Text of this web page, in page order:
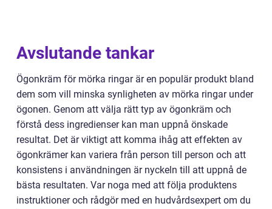
Avslutande tankar
Ögonkräm för mörka ringar är en populär produkt bland
dem som vill minska synligheten av mörka ringar under
ögonen. Genom att välja rätt typ av ögonkräm och
förstå dess ingredienser kan man uppnå önskade
resultat. Det är viktigt att komma ihåg att effekten av
ögonkrämer kan variera från person till person och att
konsistens i användningen är nyckeln till att uppnå de
bästa resultaten. Var noga med att följa produktens
instruktioner och rådgör med en hudvårdsexpert om du